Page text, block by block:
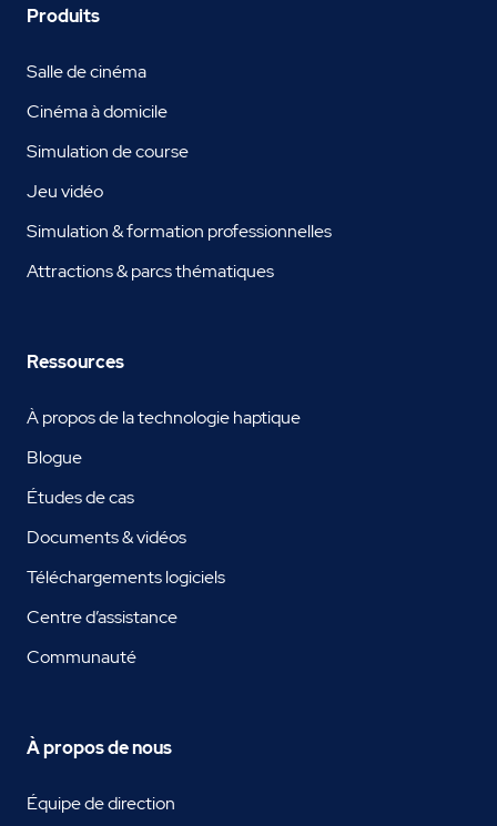
Produits
Salle de cinéma
Cinéma à domicile
Simulation de course
Jeu vidéo
Simulation & formation professionnelles
Attractions & parcs thématiques
Ressources
À propos de la technologie haptique
Blogue
Études de cas
Documents & vidéos
Téléchargements logiciels
Centre d’assistance
Communauté
À propos de nous
Équipe de direction